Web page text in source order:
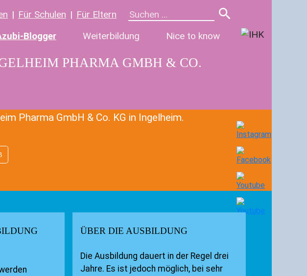
Für Schulen
Für Eltern
Blogger Weiterbildung Nice to know
PHARMA GMBH & CO.
Pharma GmbH & Co. KG in Ingelheim.
ÜBER DIE AUSBILDUNG
Die Ausbildung dauert in der Regel drei
Jahre. Es ist jedoch möglich, bei sehr